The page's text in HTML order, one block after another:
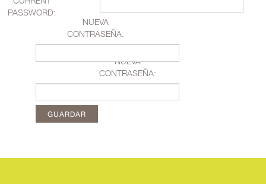
PASSWORD:
NUEVA
CONTRASEÑA:
NUEVA
CONTRASEÑA: